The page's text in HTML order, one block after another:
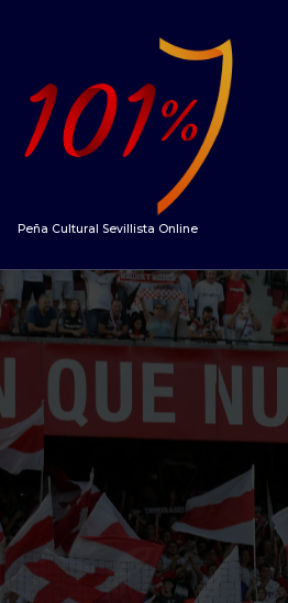
Peña Cultural Sevillista Online